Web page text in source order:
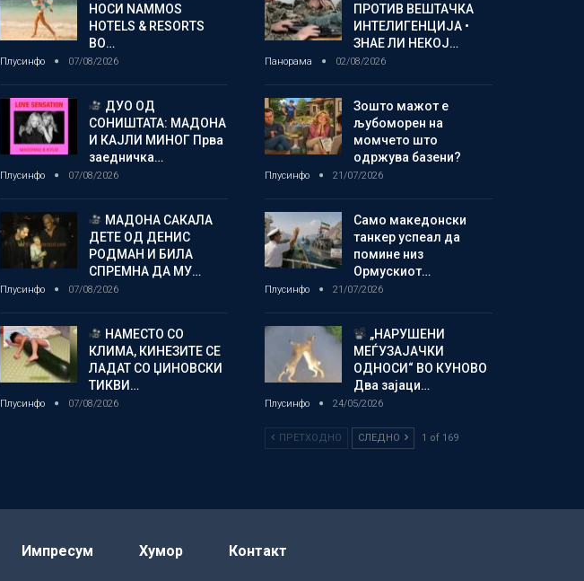
НОСИ NAMMOS
HOTELS & RESORTS
ВО…
Плусинфо 07/08/2026
ДУО ОД
СОНИШТАТА: МАДОНА
И КАЈЛИ МИНОГ Прва
заедничка…
Плусинфо 07/08/2026
МАДОНА САКАЛА
ДЕТЕ ОД ДЕНИС
РОДМАН И БИЛА
СПРЕМНА ДА МУ…
Плусинфо 07/08/2026
НАМЕСТО СО
КЛИМА, КИНЕЗИТЕ СЕ
ЛАДАТ СО ЏИНОВСКИ
ТИКВИ…
Плусинфо 07/08/2026
ПРОТИВ ВЕШТАЧКА
ИНТЕЛИГЕНЦИЈА •
ЗНАЕ ЛИ НЕКОЈ…
Панорама 02/08/2026
Зошто мажот е
љубоморен на
момчето што
одржува базени?
Плусинфо 21/07/2026
Само македонски
танкер успеал да
помине низ
Ормускиот…
Плусинфо 21/07/2026
„НАРУШЕНИ
МЕЃУЗАЈАЧКИ
ОДНОСИ“ ВО КУНОВО
Два зајаци…
Плусинфо 24/05/2026
ПРЕТХОДНО СЛЕДНО 1 of 169
Импресум Хумор Контакт